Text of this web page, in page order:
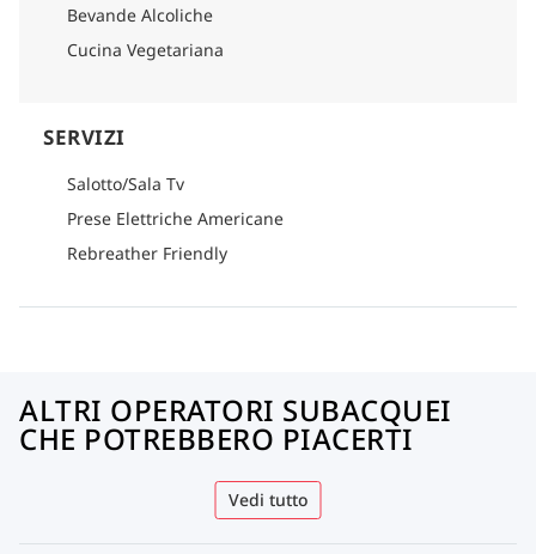
Bevande Alcoliche
Cucina Vegetariana
SERVIZI
Salotto/Sala Tv
Prese Elettriche Americane
Rebreather Friendly
ALTRI OPERATORI SUBACQUEI
CHE POTREBBERO PIACERTI
Vedi tutto